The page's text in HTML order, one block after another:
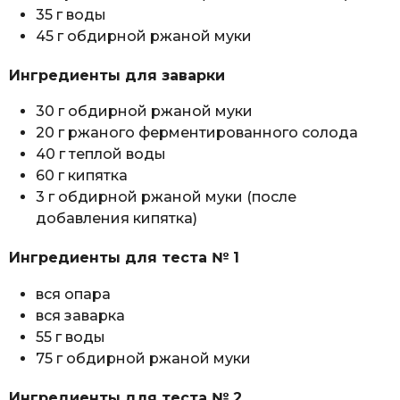
35 г воды
45 г обдирной ржаной муки
Ингредиенты для заварки
30 г обдирной ржаной муки
20 г ржаного ферментированного солода
40 г теплой воды
60 г кипятка
3 г обдирной ржаной муки (после
добавления кипятка)
Ингредиенты для теста № 1
вся опара
вся заварка
55 г воды
75 г обдирной ржаной муки